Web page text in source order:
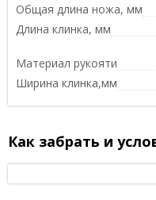
Общая длина ножа, мм
Длина клинка, мм
Материал рукояти
Ширина клинка,мм
Как забрать и